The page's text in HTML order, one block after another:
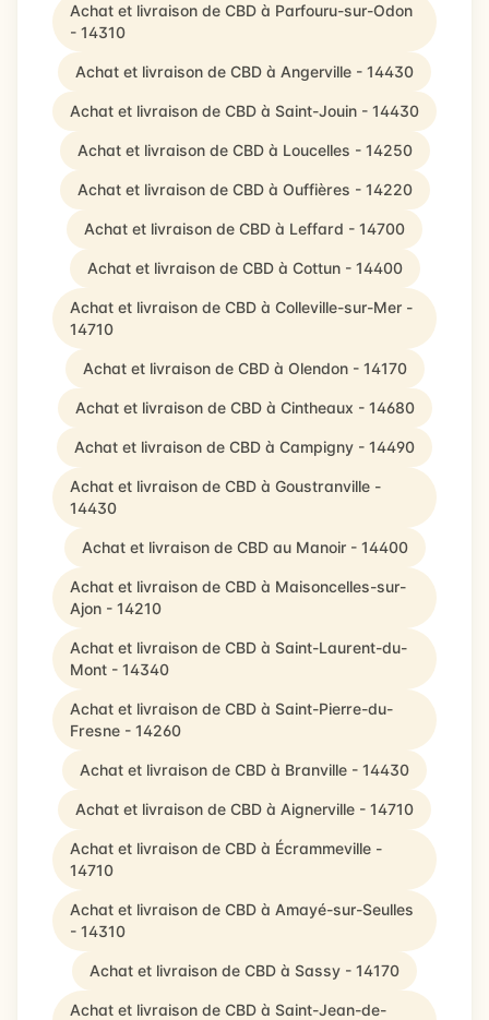
Achat et livraison de CBD à Parfouru-sur-Odon
- 14310
Achat et livraison de CBD à Angerville - 14430
Achat et livraison de CBD à Saint-Jouin - 14430
Achat et livraison de CBD à Loucelles - 14250
Achat et livraison de CBD à Ouffières - 14220
Achat et livraison de CBD à Leffard - 14700
Achat et livraison de CBD à Cottun - 14400
Achat et livraison de CBD à Colleville-sur-Mer -
14710
Achat et livraison de CBD à Olendon - 14170
Achat et livraison de CBD à Cintheaux - 14680
Achat et livraison de CBD à Campigny - 14490
Achat et livraison de CBD à Goustranville -
14430
Achat et livraison de CBD au Manoir - 14400
Achat et livraison de CBD à Maisoncelles-sur-
Ajon - 14210
Achat et livraison de CBD à Saint-Laurent-du-
Mont - 14340
Achat et livraison de CBD à Saint-Pierre-du-
Fresne - 14260
Achat et livraison de CBD à Branville - 14430
Achat et livraison de CBD à Aignerville - 14710
Achat et livraison de CBD à Écrammeville -
14710
Achat et livraison de CBD à Amayé-sur-Seulles
- 14310
Achat et livraison de CBD à Sassy - 14170
Achat et livraison de CBD à Saint-Jean-de-